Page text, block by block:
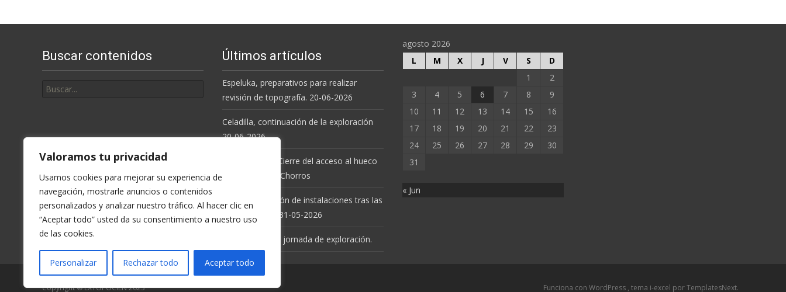
Valoramos tu privacidad
Usamos cookies para mejorar su experiencia de
navegación, mostrarle anuncios o contenidos
personalizados y analizar nuestro tráfico. Al hacer clic en
“Aceptar todo” usted da su consentimiento a nuestro uso
de las cookies.
Personalizar Rechazar todo Aceptar todo
entradas
Buscar contenidos
por:
Últimos artículos
Espeluka, preparativos para realizar
revisión de topografía. 20-06-2026
Celadilla, continuación de la exploración
20-06-2026.
Resolución de Cierre del acceso al hueco
de la Cueva de Chorros
Espeluka, revisión de instalaciones tras las
últimas lluvias. 31-05-2026
Celadilla, nueva jornada de exploración.
agosto 2026
L
M X J V S
D
1
2
3
4 5 6 7 8
9
10
11 12 13 14 15
16
17
18 19 20 21 22
23
24
25 26 27 28 29
30
31
« Jun
Copyright © EXTOPOCIEN 2023 Funciona con WordPress , tema i-excel por TemplatesNext.